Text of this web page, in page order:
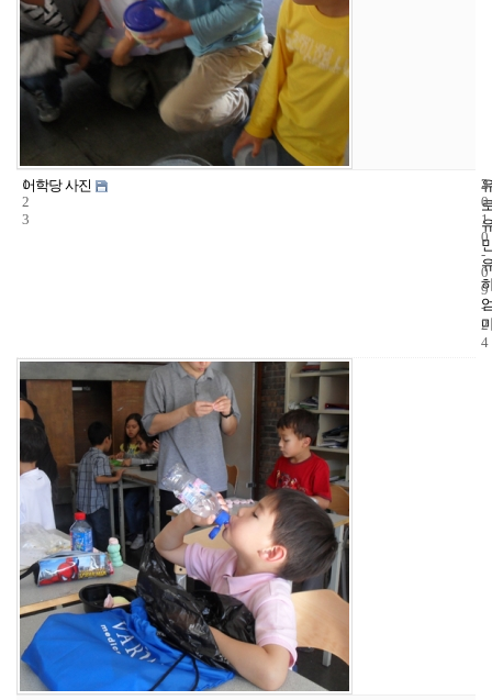
1
2
3
어학당 사진 3
2
0
1
0
-
0
9
-
2
4